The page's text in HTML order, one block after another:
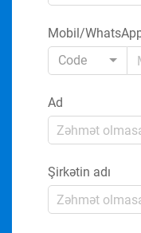
Mobil/
Code
Ad
Şirkətin adı